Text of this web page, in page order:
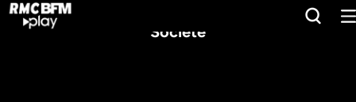
Société